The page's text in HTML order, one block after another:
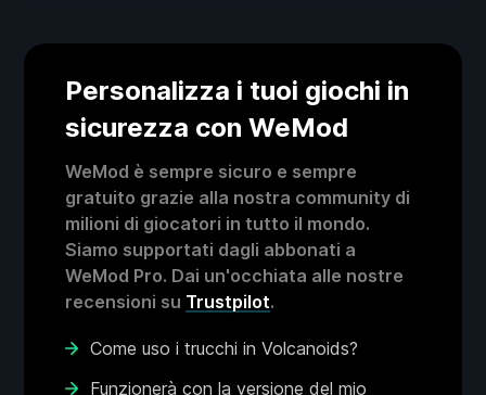
Personalizza i tuoi giochi in
sicurezza con WeMod
WeMod è sempre sicuro e sempre
gratuito grazie alla nostra community di
milioni di giocatori in tutto il mondo.
Siamo supportati dagli abbonati a
WeMod Pro. Dai un'occhiata alle nostre
recensioni su Trustpilot.
Come uso i trucchi in Volcanoids?
Funzionerà con la versione del mio